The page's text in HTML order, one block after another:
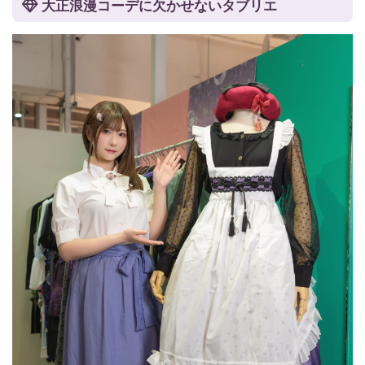
大正浪漫コーデに欠かせないタブリエ